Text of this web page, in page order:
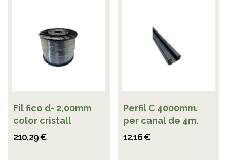
Fil fico d- 2,00mm
color cristall
210,29 €
Perfil C 4000mm.
per canal de 4m.
12,16 €